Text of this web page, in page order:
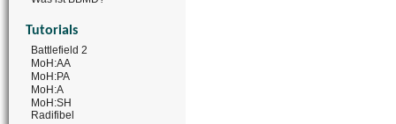
Tutorials
Battlefield 2
MoH:AA
MoH:PA
MoH:A
MoH:SH
Radifibel